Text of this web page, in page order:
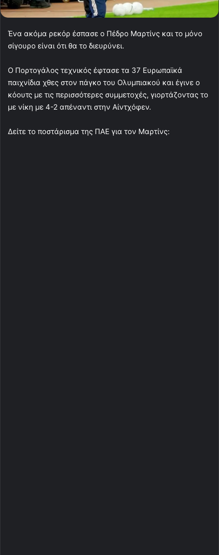
Ένα ακόμα ρεκόρ έσπασε ο Πέδρο Μαρτίνς και το μόνο
σίγουρο είναι ότι θα το διευρύνει.
Ο Πορτογάλος τεχνικός έφτασε τα 37 Ευρωπαϊκά
παιχνίδια χθες στον πάγκο του Ολυμπιακού και έγινε ο
κόουτς με τις περισσότερες συμμετοχές, γιορτάζοντας το
με νίκη με 4-2 απέναντι στην Aίντχόφεν.
Δείτε το ποστάρισμα της ΠΑΕ για τον Μαρτίνς: